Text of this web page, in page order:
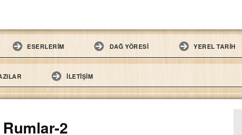
ESERLERİM DAĞ YÖRESİ YEREL TARİH
İLETİŞİM
2